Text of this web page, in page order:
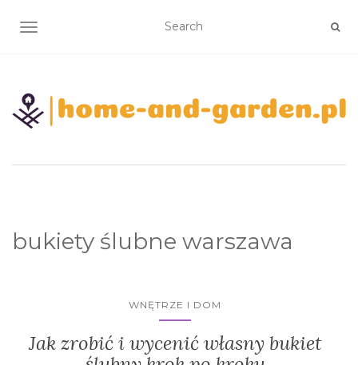
TOGGLE NAVIGATION
bukiety ślubne warszawa
WNĘTRZE I DOM
Jak zrobić i wycenić własny bukiet